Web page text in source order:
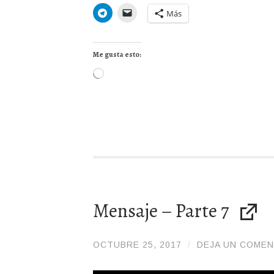
Más
Me gusta esto:
Cargando...
Mensaje – Parte 7
OCTUBRE 25, 2017 / DEJA UN